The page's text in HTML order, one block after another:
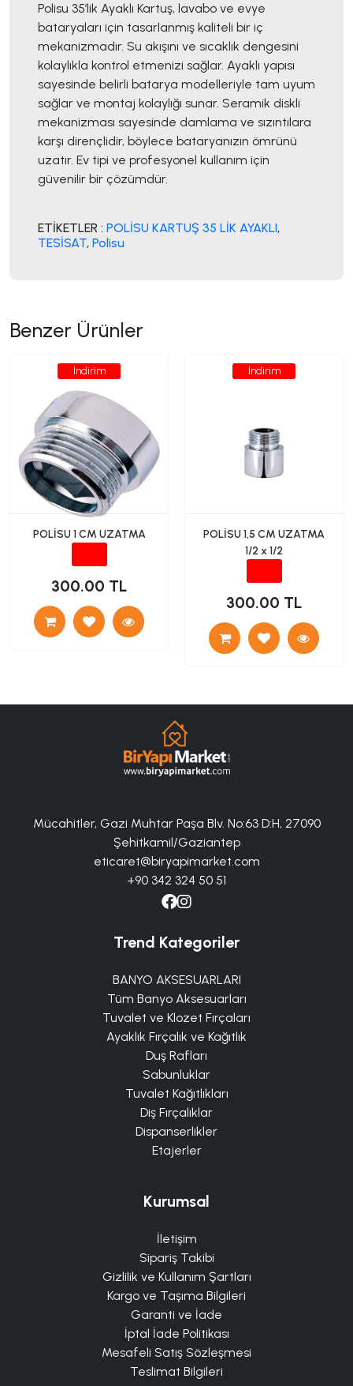
Polisu 35’lik Ayaklı Kartuş, lavabo ve evye
bataryaları için tasarlanmış kaliteli bir iç
mekanizmadır. Su akışını ve sıcaklık dengesini
kolaylıkla kontrol etmenizi sağlar. Ayaklı yapısı
sayesinde belirli batarya modelleriyle tam uyum
sağlar ve montaj kolaylığı sunar. Seramik diskli
mekanizması sayesinde damlama ve sızıntılara
karşı dirençlidir, böylece bataryanızın ömrünü
uzatır. Ev tipi ve profesyonel kullanım için
güvenilir bir çözümdür.
ETİKETLER : POLİSU KARTUŞ 35 LİK AYAKLI,
TESİSAT, Polisu
Benzer Ürünler
İndirim
POLİSU 1 CM UZATMA
300.00 TL
İndirim
POLİSU 1,5 CM UZATMA
1/2 x 1/2
300.00 TL
Mücahitler, Gazi Muhtar Paşa Blv. No:63 D:H, 27090
Şehitkamil/Gaziantep
eticaret@biryapimarket.com
+90 342 324 50 51
Trend Kategoriler
BANYO AKSESUARLARI
Tüm Banyo Aksesuarları
Tuvalet ve Klozet Fırçaları
Ayaklık Fırçalık ve Kağıtlık
Duş Rafları
Sabunluklar
Tuvalet Kağıtlıkları
Diş Fırçalıklar
Dispanserlikler
Etajerler
Kurumsal
İletişim
Sipariş Takibi
Gizlilik ve Kullanım Şartları
Kargo ve Taşıma Bilgileri
Garanti ve İade
İptal İade Politikası
Mesafeli Satış Sözleşmesi
Teslimat Bilgileri